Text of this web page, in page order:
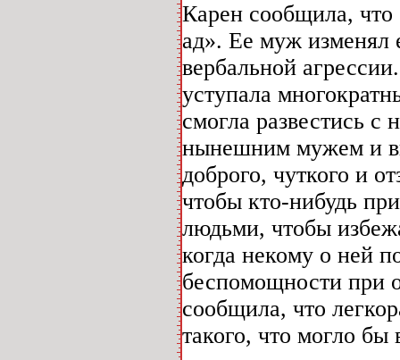
Карен сообщила, что
ад». Ее муж
вербальной
уступала
смогла развестись с
нынешним мужем и
доброго, чуткого и
чтобы кто-нибудь
людьми, чтобы
когда некому о ней
беспомощности при
сообщила, что
такого, что могло бы